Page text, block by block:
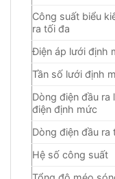
Công suất biểu
ra tối đa
Điện áp lưới định
Tần số lưới định
Dòng điện đầu ra
điện định mức
Dòng điện đầu ra
Hệ số công suất